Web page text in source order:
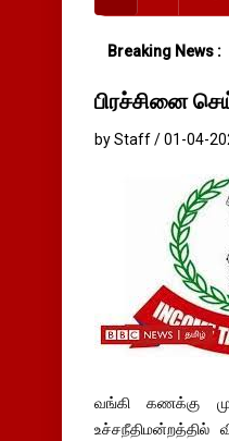
Breaking News :
பிரச்சினை
by Staff / 01-04-
வங்கி கணக்கு
உச்சநீதிமன்றத்தில்